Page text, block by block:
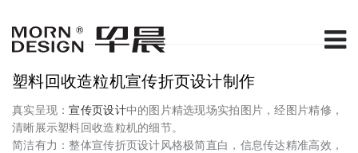
塑料回收造粒机宣传折页设计制作
真实呈现：宣传页设计中的图片精选现场实拍图片，经图片精修，
清晰展示塑料回收造粒机的细节。
简洁有力：整体宣传折页设计风格极简直白，信息传达精准高效，